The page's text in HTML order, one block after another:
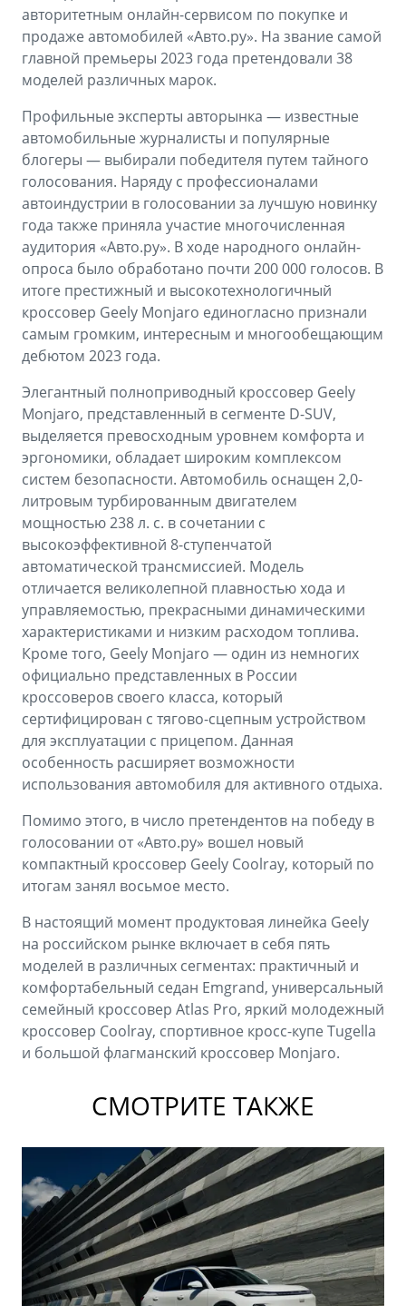
OKAVANGO MONJARO
PREFACE
от 3 079 990 ₽*
GEELY EX5
от 3 769 990 ₽*
Аксессуары
Зарядные устройства
ФИНАНСЫ И УСЛУГИ
Автокредит
Расчет КАСКО
Страхование
GEELY Лизинг
Советы по эксплуатации
Спецпредложения
ПОДДЕРЖКА
Помощь на дорогах
Гарантия Geely
Сервисная книжка
Вопросы и ответы
авторитетным онлайн-сервисом по покупке и
продаже автомобилей «Авто.ру». На звание самой
главной премьеры 2023 года претендовали 38
моделей различных марок.
Профильные эксперты авторынка — известные
автомобильные журналисты и популярные
блогеры — выбирали победителя путем тайного
голосования. Наряду с профессионалами
автоиндустрии в голосовании за лучшую новинку
года также приняла участие многочисленная
аудитория «Авто.ру». В ходе народного онлайн-
опроса было обработано почти 200 000 голосов. В
итоге престижный и высокотехнологичный
кроссовер Geely Monjaro единогласно признали
самым громким, интересным и многообещающим
дебютом 2023 года.
Элегантный полноприводный кроссовер Geely
Monjaro, представленный в сегменте D-SUV,
выделяется превосходным уровнем комфорта и
эргономики, обладает широким комплексом
систем безопасности. Автомобиль оснащен 2,0-
литровым турбированным двигателем
мощностью 238 л. с. в сочетании с
высокоэффективной 8-ступенчатой
автоматической трансмиссией. Модель
отличается великолепной плавностью хода и
управляемостью, прекрасными динамическими
характеристиками и низким расходом топлива.
Кроме того, Geely Monjaro — один из немногих
официально представленных в России
кроссоверов своего класса, который
сертифицирован с тягово-сцепным устройством
для эксплуатации с прицепом. Данная
особенность расширяет возможности
использования автомобиля для активного отдыха.
Помимо этого, в число претендентов на победу в
голосовании от «Авто.ру» вошел новый
компактный кроссовер Geely Coolray, который по
итогам занял восьмое место.
В настоящий момент продуктовая линейка Geely
на российском рынке включает в себя пять
моделей в различных сегментах: практичный и
комфортабельный седан Emgrand, универсальный
семейный кроссовер Atlas Pro, яркий молодежный
кроссовер Coolray, спортивное кросс-купе Tugella
и большой флагманский кроссовер Monjaro.
СМОТРИТЕ ТАКЖЕ